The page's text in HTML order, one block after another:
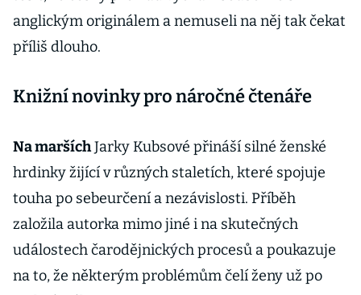
anglickým originálem a nemuseli na něj tak čekat
příliš dlouho.
Knižní novinky pro náročné čtenáře
Na maršíchJarky Kubsové přináší silné ženské
hrdinky žijící v různých staletích, které spojuje
touha po sebeurčení a nezávislosti. Příběh
založila autorka mimo jiné i na skutečných
událostech čarodějnických procesů a poukazuje
na to, že některým problémům čelí ženy už po